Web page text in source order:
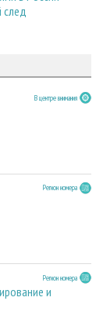
след
В центре внимания
Регион номера
Регион номера
и